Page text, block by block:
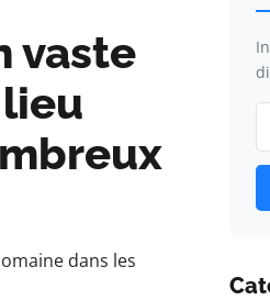
vaste
dans les